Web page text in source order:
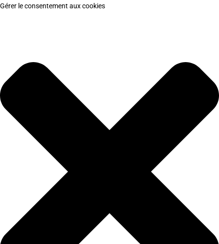
Gérer le consentement aux cookies